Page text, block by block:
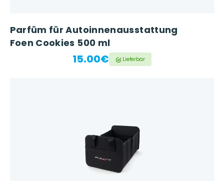
Parfüm für Autoinnenausstattung
Foen Cookies 500 ml
15.00€ Lieferbar